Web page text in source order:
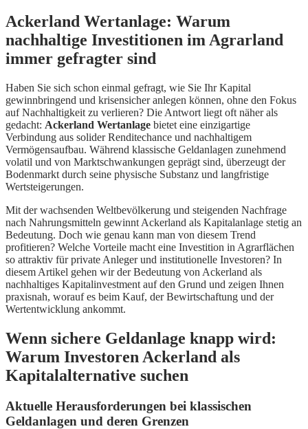
Ackerland Wertanlage: Warum
nachhaltige Investitionen im Agrarland
immer gefragter sind
Haben Sie sich schon einmal gefragt, wie Sie Ihr Kapital
gewinnbringend und krisensicher anlegen können, ohne den Fokus
auf Nachhaltigkeit zu verlieren? Die Antwort liegt oft näher als
gedacht: Ackerland Wertanlage bietet eine einzigartige
Verbindung aus solider Renditechance und nachhaltigem
Vermögensaufbau. Während klassische Geldanlagen zunehmend
volatil und von Marktschwankungen geprägt sind, überzeugt der
Bodenmarkt durch seine physische Substanz und langfristige
Wertsteigerungen.
Mit der wachsenden Weltbevölkerung und steigenden Nachfrage
nach Nahrungsmitteln gewinnt Ackerland als Kapitalanlage stetig an
Bedeutung. Doch wie genau kann man von diesem Trend
profitieren? Welche Vorteile macht eine Investition in Agrarflächen
so attraktiv für private Anleger und institutionelle Investoren? In
diesem Artikel gehen wir der Bedeutung von Ackerland als
nachhaltiges Kapitalinvestment auf den Grund und zeigen Ihnen
praxisnah, worauf es beim Kauf, der Bewirtschaftung und der
Wertentwicklung ankommt.
Wenn sichere Geldanlage knapp wird:
Warum Investoren Ackerland als
Kapitalalternative suchen
Aktuelle Herausforderungen bei klassischen
Geldanlagen und deren Grenzen